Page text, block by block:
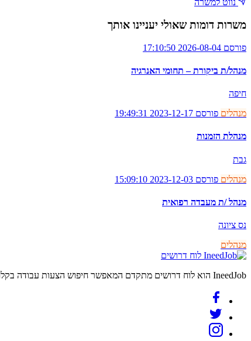
נווט למשרה
משרות דומות שאולי יעניינו אותך
פורסם 2026-08-04 17:10:50
מנהל/ת ביקורת – תחומי האנרגיה
חיפה
מנהלים פורסם 2023-12-17 19:49:31
מנהלת הזמנות
גבת
מנהלים פורסם 2023-12-03 15:09:10
מנהל /ת מעבדה רפואית
נס ציונה
מנהלים
לוח דרושים
IneedJob הוא לוח דרושים מתקדם המאפשר חיפוש הצעות עבודה בקלות. מצאו את הקריירה החדשה שלכם היום.